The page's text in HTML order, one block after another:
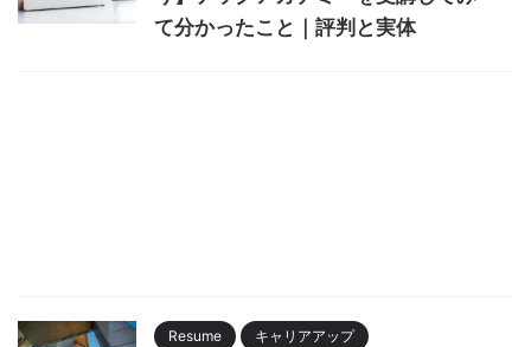
て分かったこと｜評判と実体
Resume キャリアアップ